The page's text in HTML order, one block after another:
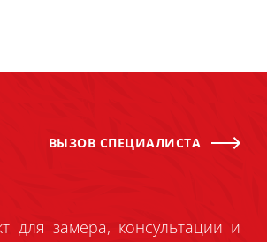
ВЫЗОВ СПЕЦИАЛИСТА
для замера, консультации и